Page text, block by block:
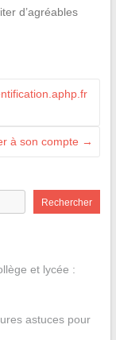
d’agréables
à son compte →
Rechercher
et lycée :
astuces pour